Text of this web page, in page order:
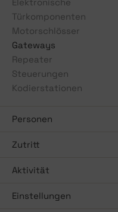
Türkomponenten
Motorschlösser
Gateways
Repeater
Steuerungen
Kodierstationen
Personen
Zutritt
Aktivität
Einstellungen